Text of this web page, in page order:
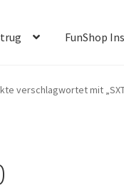
FunShop
verschlagwortet mit